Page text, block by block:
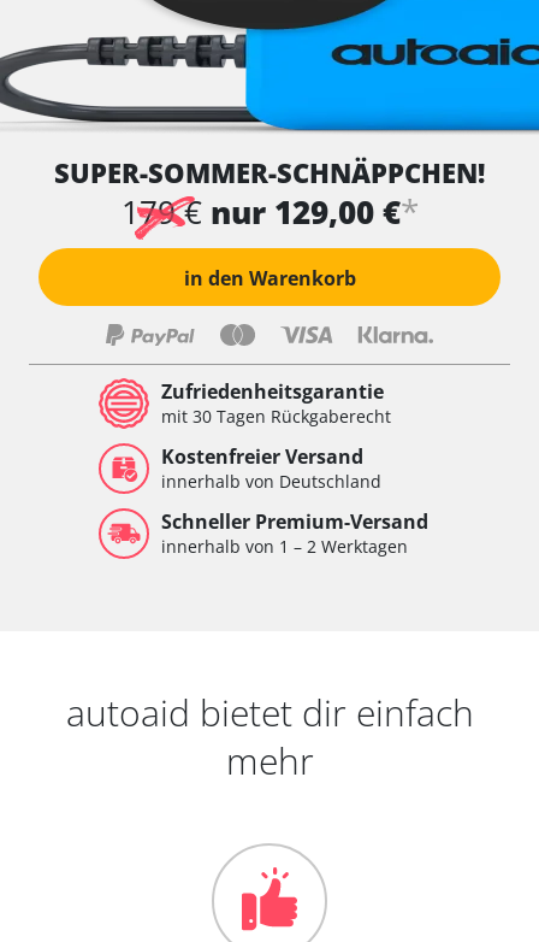
SUPER-SOMMER-SCHNÄPPCHEN!
179 € nur 129,00 €*
in den Warenkorb
Zufriedenheitsgarantie
mit 30 Tagen Rückgaberecht
Kostenfreier Versand
innerhalb von Deutschland
Schneller Premium-Versand
innerhalb von 1 – 2 Werktagen
autoaid bietet dir einfach
mehr